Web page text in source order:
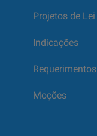
Projetos de Lei
Indicações
Requerimentos
Moções